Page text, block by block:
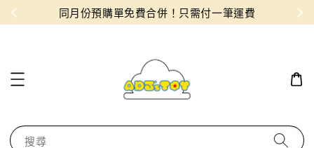
！ 同月份預購單免費合併！只需付一筆運費
搜尋